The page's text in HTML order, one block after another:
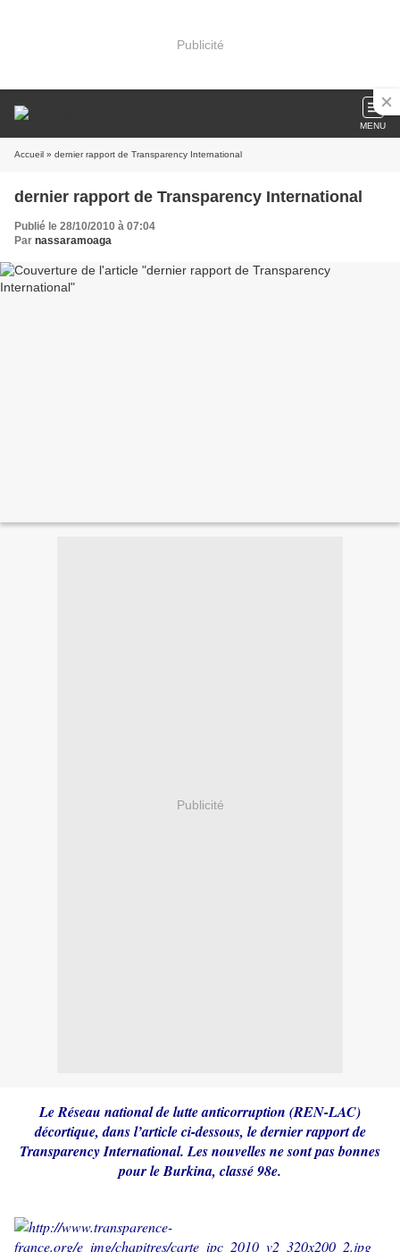
Publicité
MENU
Accueil » dernier rapport de Transparency International
dernier rapport de Transparency International
Publié le 28/10/2010 à 07:04
Par nassaramoaga
Publicité
Le Réseau national de lutte anticorruption (REN-LAC)
décortique, dans l’article ci-dessous, le dernier rapport de
Transparency International. Les nouvelles ne sont pas bonnes
pour le Burkina, classé 98e.